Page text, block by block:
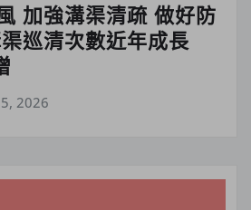
加強溝渠清疏 做好防
巡清次數近年成長
2026